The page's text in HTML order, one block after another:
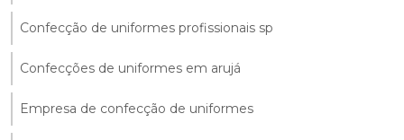
Confecção de uniformes profissionais sp
Confecções de uniformes em arujá
Empresa de confecção de uniformes